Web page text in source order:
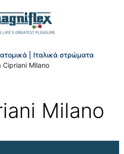
| Ιταλικά στρώματα
Cipriani Milano
Milano